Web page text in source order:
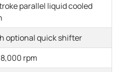
parallel liquid cooled
optional quick shifter
8,000 rpm